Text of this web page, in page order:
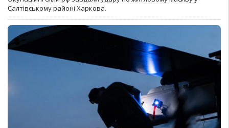
Салтівському районі Харкова.